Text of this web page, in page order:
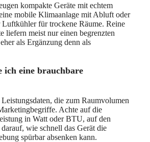
kompakte Geräte mit echtem
mobile Klimaanlage mit Abluft oder
Luftkühler für trockene Räume. Reine
liefern meist nur einen begrenzten
als Ergänzung denn als
ich eine brauchbare
die zum Raumvolumen
Achte auf die
in Watt oder BTU, auf den
wie schnell das Gerät die
spürbar absenken kann.